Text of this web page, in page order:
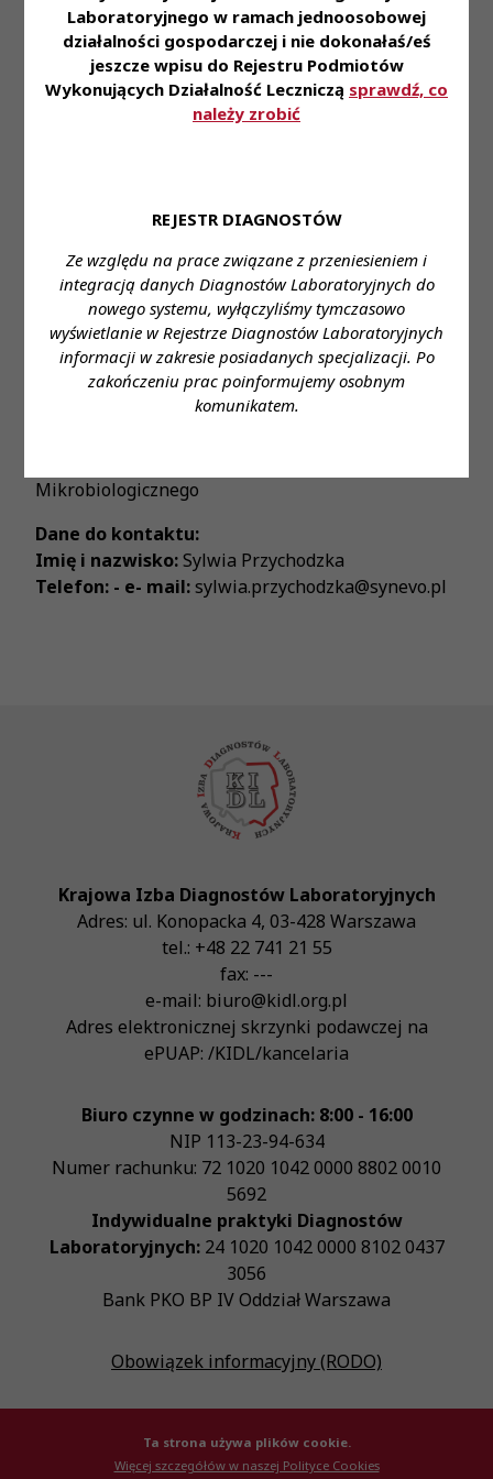
Laboratoryjnego w ramach jednoosobowej
działalności gospodarczej i nie dokonałaś/eś
jeszcze wpisu do Rejestru Podmiotów
Wykonujących Działalność Leczniczą sprawdź, co
należy zrobić
REJESTR DIAGNOSTÓW
Ze względu na prace związane z przeniesieniem i
integracją danych Diagnostów Laboratoryjnych do
nowego systemu, wyłączyliśmy tymczasowo
wyświetlanie w Rejestrze Diagnostów Laboratoryjnych
informacji w zakresie posiadanych specjalizacji. Po
zakończeniu prac poinformujemy osobnym
komunikatem.
zdobywania nowych doświadczeń;
• Pakiet benefitów (dofinansowanie do opieki
medycznej i karty multisport, system kafeteryjny,
zniżki na badania diagnostyczne).Zapraszamy do
aplikowania na wybraną ofertę pod adresem:
wykształcenie wyższe
kierunkowe; czynne prawo wykonywania zawodu;
ukończone studia specjalizacyjne
Proponowane wynagrodzenie:gwarantowane
ustawowe wynagrodzenie
Forma zatrudnienia:umowa o prace
Wymiar czasu pracy:cały etat
Mikrobiologicznego
Dane do kontaktu:
Imię i nazwisko:Sylwia Przychodzka
Telefon: - e- mail:sylwia.przychodzka@synevo.pl
Krajowa Izba Diagnostów Laboratoryjnych
Adres: ul. Konopacka 4, 03-428 Warszawa
tel.: +48 22 741 21 55
fax: ---
e-mail: biuro@kidl.org.pl
Adres elektronicznej skrzynki podawczej na
ePUAP: /KIDL/kancelaria
Biuro czynne w godzinach: 8:00 - 16:00
NIP 113-23-94-634
Numer rachunku: 72 1020 1042 0000 8802 0010
5692
Indywidualne praktyki Diagnostów
Laboratoryjnych:24 1020 1042 0000 8102 0437
3056
Bank PKO BP IV Oddział Warszawa
Obowiązek informacyjny (RODO)
Ta strona używa plików cookie.
Więcej szczegółów w naszej Polityce Cookies